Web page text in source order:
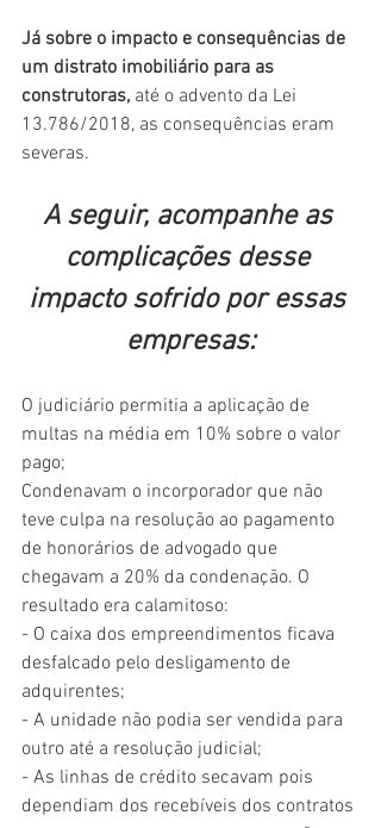
Já sobre o impacto e consequências de
um distrato imobiliário para as
construtoras, até o advento da Lei
13.786/2018, as consequências eram
severas.
A seguir, acompanhe as
complicações desse
impacto sofrido por essas
empresas:
O judiciário permitia a aplicação de
multas na média em 10% sobre o valor
pago;
Condenavam o incorporador que não
teve culpa na resolução ao pagamento
de honorários de advogado que
chegavam a 20% da condenação. O
resultado era calamitoso:
- O caixa dos empreendimentos ficava
desfalcado pelo desligamento de
adquirentes;
- A unidade não podia ser vendida para
outro até a resolução judicial;
- As linhas de crédito secavam pois
dependiam dos recebíveis dos contratos